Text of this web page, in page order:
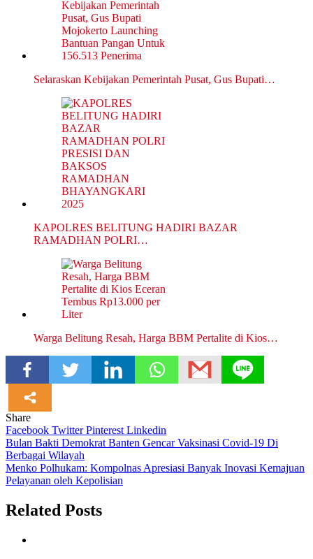
Selaraskan Kebijakan Pemerintah Pusat, Gus Bupati…
KAPOLRES BELITUNG HADIRI BAZAR
RAMADHAN POLRI…
Warga Belitung Resah, Harga BBM Pertalite di Kios…
Share
Facebook TwitterPinterest Linkedin
Navigasi
pos
Bulan Bakti Demokrat Banten Gencar Vaksinasi Covid-19 Di
Berbagai Wilayah
Menko Polhukam: Kompolnas Apresiasi Banyak Inovasi Kemajuan
Pelayanan oleh Kepolisian
Related Posts